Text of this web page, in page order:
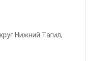
Нижний Тагил,